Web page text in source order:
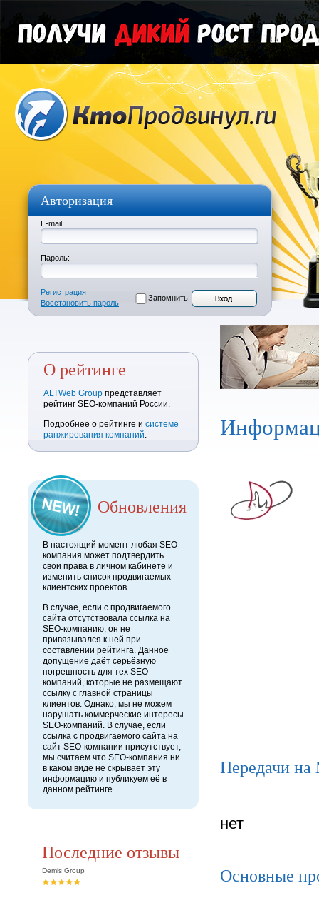
Авторизация
E-mail:
Пароль:
Регистрация
Восстановить пароль
Запомнить
О рейтинге
ALTWeb Group представляет
рейтинг SEO-компаний России.
Подробнее о рейтинге и системе
ранжирования компаний.
Обновления
В настоящий момент любая SEO-
компания может подтвердить
свои права в личном кабинете и
изменить список продвигаемых
клиентских проектов.
В случае, если с продвигаемого
сайта отсутствовала ссылка на
SEO-компанию, он не
привязывался к ней при
составлении рейтинга. Данное
допущение даёт серьёзную
погрешность для тех SEO-
компаний, которые не размещают
ссылку с главной страницы
клиентов. Однако, мы не можем
нарушать коммерческие интересы
SEO-компаний. В случае, если
ссылка с продвигаемого сайта на
сайт SEO-компании присутствует,
мы считаем что SEO-компания ни
в каком виде не скрывает эту
информацию и публикуем её в
данном рейтинге.
Последние отзывы
Demis Group
Передачи на
нет
Основные